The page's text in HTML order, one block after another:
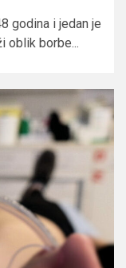
godina i jedan je
oblik borbe...